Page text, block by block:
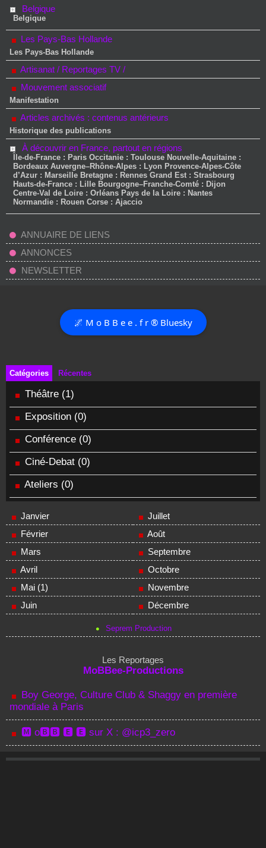
Belgique
Belgique
Les Pays-Bas Hollande
Les Pays-Bas Hollande
Artisanat / Reportages TV /
Mouvement associatif
Manifestation
Articles archivés : contenus antérieurs
Historique des publications
À découvrir en France, partout en régions
Île-de-France : Paris Occitanie : Toulouse Nouvelle-Aquitaine :
Bordeaux Auvergne–Rhône-Alpes : Lyon Provence-Alpes-Côte
d’Azur : Marseille Bretagne : Rennes Grand Est : Strasbourg
Hauts-de-France : Lille Bourgogne–Franche-Comté : Dijon
Centre-Val de Loire : Orléans Pays de la Loire : Nantes
Normandie : Rouen Corse : Ajaccio
ANNUAIRE DE LIENS
ANNONCES
NEWSLETTER
🌌 M o B B e e . f r ® Bluesky
Catégories Récentes
Théâtre (1)
Exposition (0)
Conférence (0)
Ciné-Debat (0)
Ateliers (0)
Janvier
Février
Mars
Avril
Mai (1)
Juin
Juillet
Août
Septembre
Octobre
Novembre
Décembre
Seprem Production
Les Reportages
MoBBee-Productions
Boy George, Culture Club & Shaggy en première
mondiale à Paris
🅼 o🅱🅱 🅴 🅴 sur X : @icp3_zero